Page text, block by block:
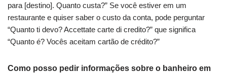
para [destino]. Quanto custa?” Se você estiver em um
restaurante e quiser saber o custo da conta, pode perguntar
“Quanto ti devo? Accettate carte di credito?” que significa
“Quanto é? Vocês aceitam cartão de crédito?”
Como posso pedir informações sobre o banheiro em